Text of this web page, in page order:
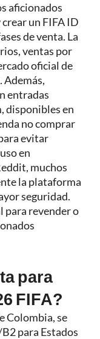
aficionados
un FIFA ID
de venta. La
ventas por
oficial de
Además,
entradas
disponibles en
no comprar
evitar
en
muchos
la plataforma
seguridad.
para revender o
para
FIFA?
Colombia, se
para Estados